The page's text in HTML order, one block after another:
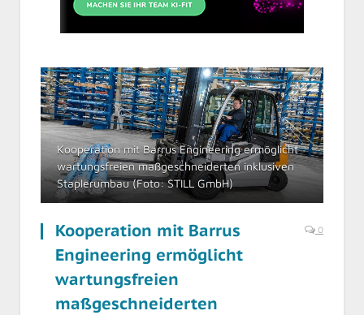
Kooperation mit Barrus Engineering ermöglicht
wartungsfreien maßgeschneiderten inklusiven
Staplerumbau (Foto: STILL GmbH)
Kooperation mit Barrus
Engineering ermöglicht
wartungsfreien
maßgeschneiderten
0